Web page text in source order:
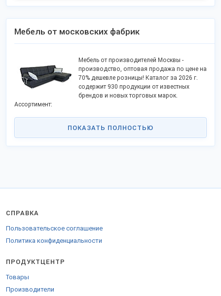
Мебель от московских фабрик
Мебель от производителей Москвы -
производство, оптовая продажа по цене на
70% дешевле розницы! Каталог за 2026 г.
содержит 930 продукции от известных
брендов и новых торговых марок.
Ассортимент:
детские кровати, кресла;
мебель в спальню, прихожую, ванную;
матрасы, полки, еврокнижки и др. артикулы.
Мебельные фабрики столицы предоставляют широчайший выбор
модульные комплекты, подходящие по габаритам в любые
комнаты. В производстве применяют дерево ценных сортов,
шпон, МДФ, ЛДСП и другие материалы. Производители
оборудования.
Заказать товары оптом можно через интернет-магазины,
Доставка со складов Москвы и Подмосковья самовывозом либо
ПОКАЗАТЬ ПОЛНОСТЬЮ
СПРАВКА
Пользовательское соглашение
Политика конфиденциальности
ПРОДУКТЦЕНТР
Товары
Производители